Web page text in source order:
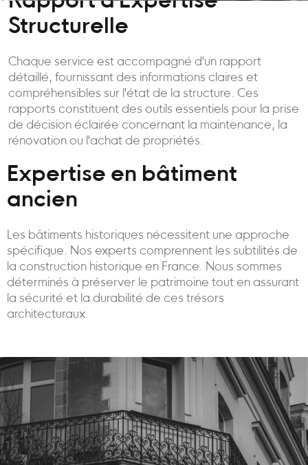
Structurelle
Chaque service est accompagné d'un rapport
détaillé, fournissant des informations claires et
compréhensibles sur l'état de la structure. Ces
rapports constituent des outils essentiels pour la prise
de décision éclairée concernant la maintenance, la
rénovation ou l'achat de propriétés.
Expertise en bâtiment
ancien
Les bâtiments historiques nécessitent une approche
spécifique. Nos experts comprennent les subtilités de
la construction historique en France. Nous sommes
déterminés à préserver le patrimoine tout en assurant
la sécurité et la durabilité de ces trésors
architecturaux.